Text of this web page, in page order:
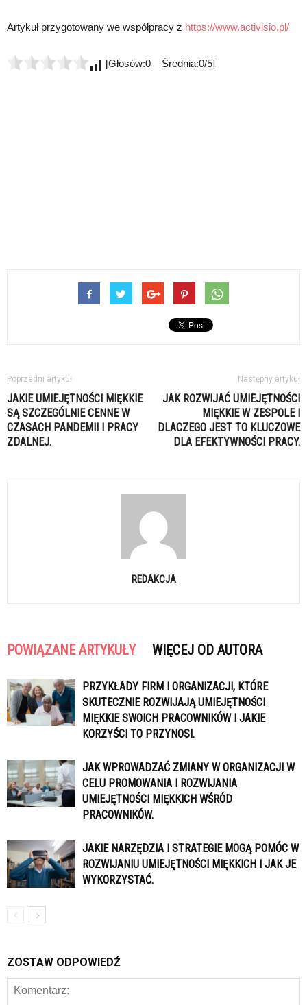
Artykuł przygotowany we współpracy z https://www.activisio.pl/
[Głosów:0 Średnia:0/5]
Poprzedni artykuł
JAKIE UMIEJĘTNOŚCI MIĘKKIE
SĄ SZCZEGÓLNIE CENNE W
CZASACH PANDEMII I PRACY
ZDALNEJ.
Następny artykuł
JAK ROZWIJAĆ UMIEJĘTNOŚCI
MIĘKKIE W ZESPOLE I
DLACZEGO JEST TO KLUCZOWE
DLA EFEKTYWNOŚCI PRACY.
REDAKCJA
POWIĄZANE ARTYKUŁY WIĘCEJ OD AUTORA
PRZYKŁADY FIRM I ORGANIZACJI, KTÓRE
SKUTECZNIE ROZWIJAJĄ UMIEJĘTNOŚCI
MIĘKKIE SWOICH PRACOWNIKÓW I JAKIE
KORZYŚCI TO PRZYNOSI.
JAK WPROWADZAĆ ZMIANY W ORGANIZACJI W
CELU PROMOWANIA I ROZWIJANIA
UMIEJĘTNOŚCI MIĘKKICH WŚRÓD
PRACOWNIKÓW.
JAKIE NARZĘDZIA I STRATEGIE MOGĄ POMÓC W
ROZWIJANIU UMIEJĘTNOŚCI MIĘKKICH I JAK JE
WYKORZYSTAĆ.
ZOSTAW ODPOWIEDŹ